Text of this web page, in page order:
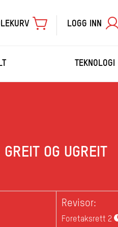
LOGG INN
TEKNOLOGI
OG UGREIT
Revisor:
Foretaksrett 2